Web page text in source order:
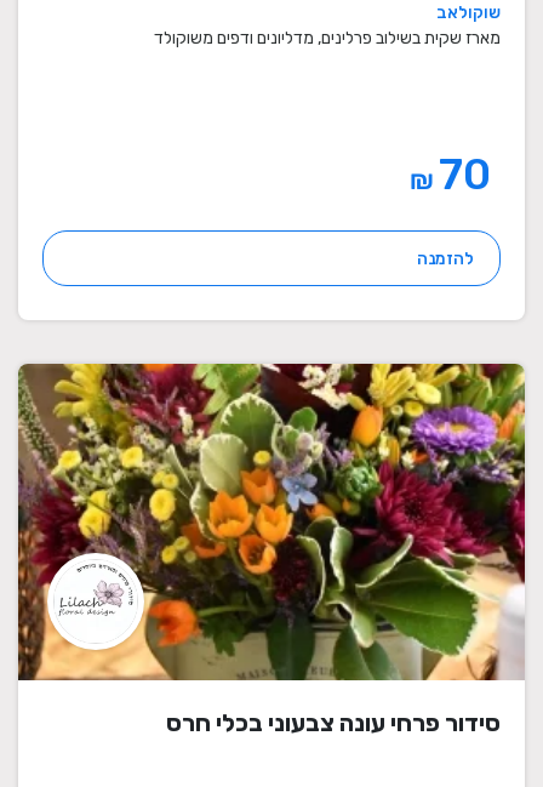
שוקולאב
מארז שקית בשילוב פרלינים, מדליונים ודפים משוקולד
₪
להזמנה
סידור פרחי עונה צבעוני בכלי חרס